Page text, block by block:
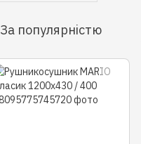
За популярністю